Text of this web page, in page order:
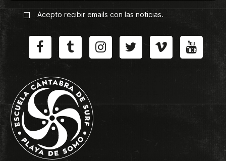
Acepto recibir emails con las noticias.